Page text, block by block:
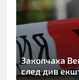
Закопчаха
след див